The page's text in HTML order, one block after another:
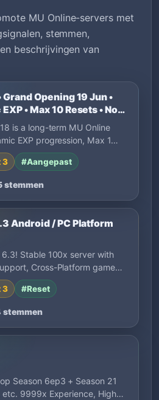
MU Online-servers met
stemmen,
beschrijvingen van
Grand Opening 19 Jun •
• Max 10 Resets • No
is a long-term MU Online
EXP progression, Max 1…
3 #Aangepast
stemmen
Android / PC Platform
6.3! Stable 100x server with
Cross-Platform game…
3 #Reset
stemmen
Season 6ep3 + Season 21
etc. 9999x Experience, High…